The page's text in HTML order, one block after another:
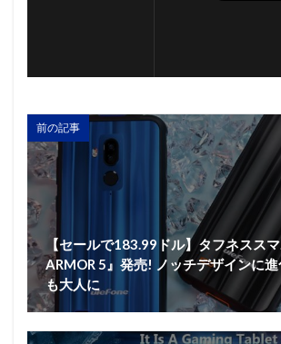
前の記事
【セールで183.99ドル】タフネスス
ARMOR 5』発売! ノッチデザインに
も大人に